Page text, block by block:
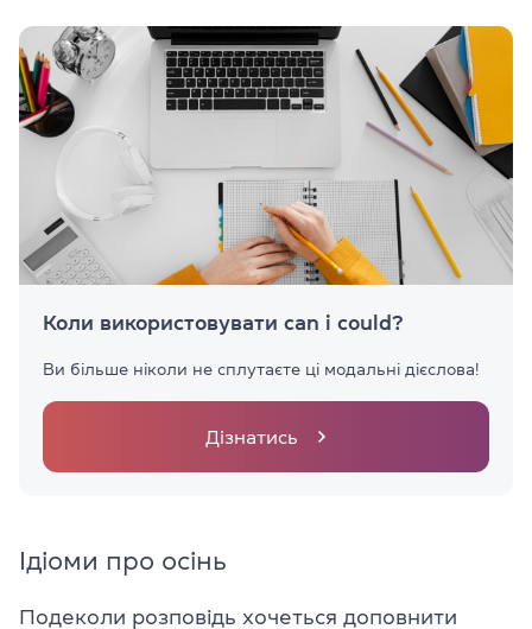
Коли використовувати can і could?
Ви більше ніколи не сплутаєте ці модальні дієслова!
Дізнатись
Ідіоми про осінь
Подеколи розповідь хочеться доповнити